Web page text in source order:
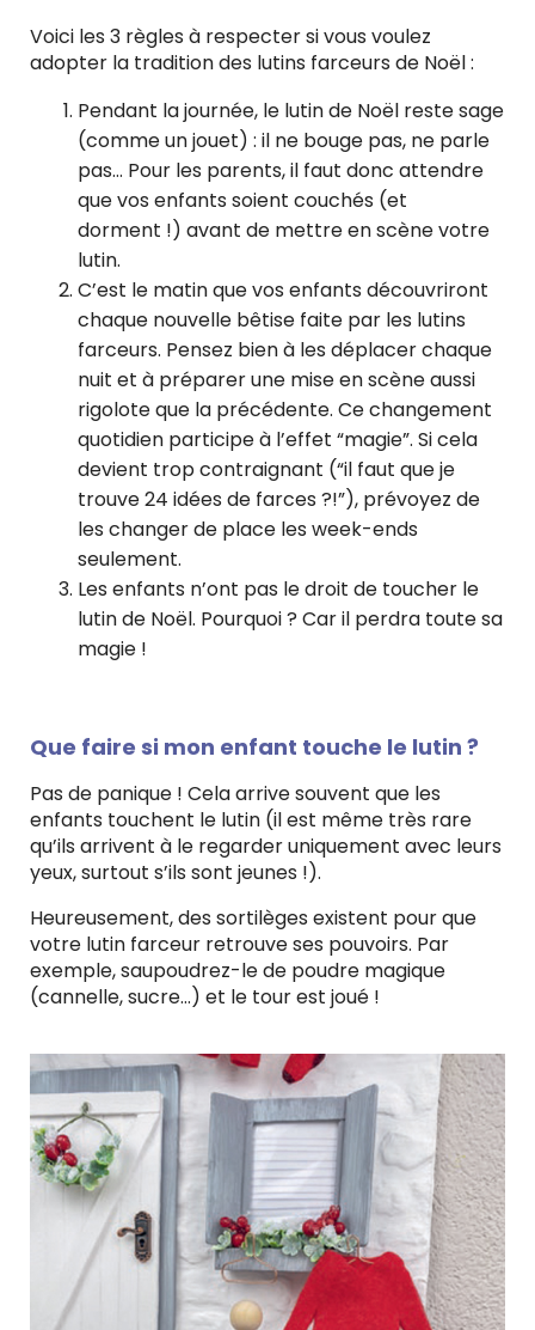
Voici les 3 règles à respecter si vous voulez
adopter la tradition des lutins farceurs de Noël :
Pendant la journée, le lutin de Noël reste sage
(comme un jouet) : il ne bouge pas, ne parle
pas… Pour les parents, il faut donc attendre
que vos enfants soient couchés (et
dorment !) avant de mettre en scène votre
lutin.
C’est le matin que vos enfants découvriront
chaque nouvelle bêtise faite par les lutins
farceurs. Pensez bien à les déplacer chaque
nuit et à préparer une mise en scène aussi
rigolote que la précédente. Ce changement
quotidien participe à l’effet “magie”. Si cela
devient trop contraignant (“il faut que je
trouve 24 idées de farces ?!”), prévoyez de
les changer de place les week-ends
seulement.
Les enfants n’ont pas le droit de toucher le
lutin de Noël. Pourquoi ? Car il perdra toute sa
magie !
Que faire si mon enfant touche le lutin ?
Pas de panique ! Cela arrive souvent que les
enfants touchent le lutin (il est même très rare
qu’ils arrivent à le regarder uniquement avec leurs
yeux, surtout s’ils sont jeunes !).
Heureusement, des sortilèges existent pour que
votre lutin farceur retrouve ses pouvoirs. Par
exemple, saupoudrez-le de poudre magique
(cannelle, sucre…) et le tour est joué !